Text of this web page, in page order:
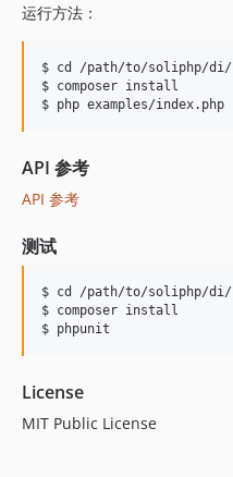
运行方法：
$ cd /path/to/soliphp/di/
$ composer install
API 参考
API 参考
测试
$ cd /path/to/soliphp/di/
$ composer install
License
MIT Public License